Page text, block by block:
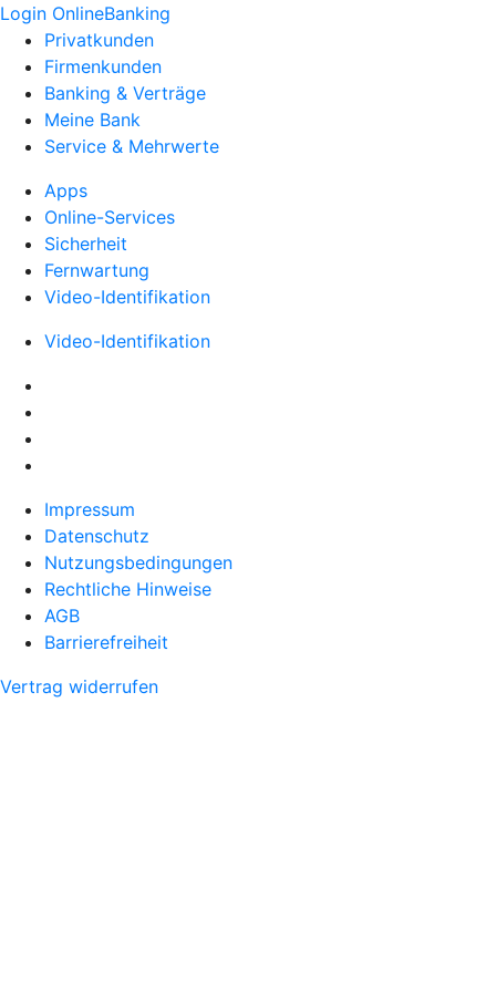
Login OnlineBanking
Privatkunden
Firmenkunden
Banking & Verträge
Meine Bank
Service & Mehrwerte
Apps
Online-Services
Sicherheit
Fernwartung
Video-Identifikation
Video-Identifikation
Impressum
Datenschutz
Nutzungsbedingungen
Rechtliche Hinweise
AGB
Barrierefreiheit
Vertrag widerrufen